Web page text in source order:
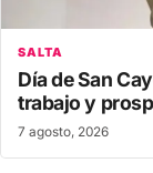
SALTA
Día de San
trabajo y
7 agosto, 2026